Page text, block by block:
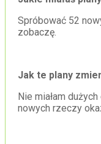
Spróbować 52
zobaczę.
Jak te plany
Nie miałam
nowych rzeczy